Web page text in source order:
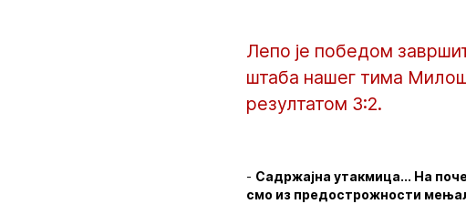
Лепо је победом
штаба нашег тима
резултатом 3:2.
- Садржајна утакмица... На
смо из предострожности